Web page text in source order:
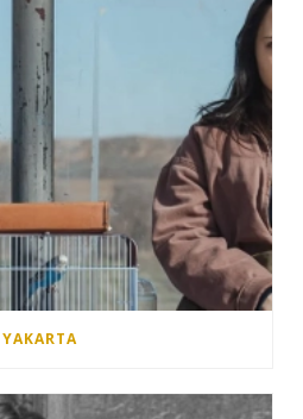
YAKARTA